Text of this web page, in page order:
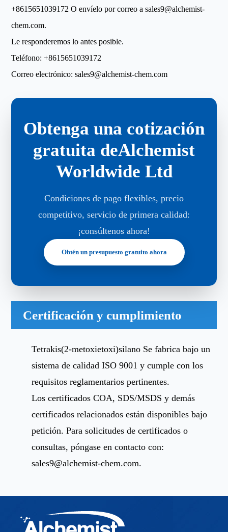
+8615651039172 O envíelo por correo asales9@alchemist-
chem.com.
Le responderemos lo antes posible.
Teléfono:+8615651039172
Correo electrónico:sales9@alchemist-chem.com
Obtenga una cotización
gratuita deAlchemist
Worldwide Ltd
Condiciones de pago flexibles, precio
competitivo, servicio de primera calidad:
¡consúltenos ahora!
Obtén un presupuesto gratuito ahora
Certificación y cumplimiento
Tetrakis(2-metoxietoxi)silano Se fabrica bajo un
sistema de calidad ISO 9001 y cumple con los
requisitos reglamentarios pertinentes.
Los certificados COA, SDS/MSDS y demás
certificados relacionados están disponibles bajo
petición. Para solicitudes de certificados o
consultas, póngase en contacto con:
sales9@alchemist-chem.com.